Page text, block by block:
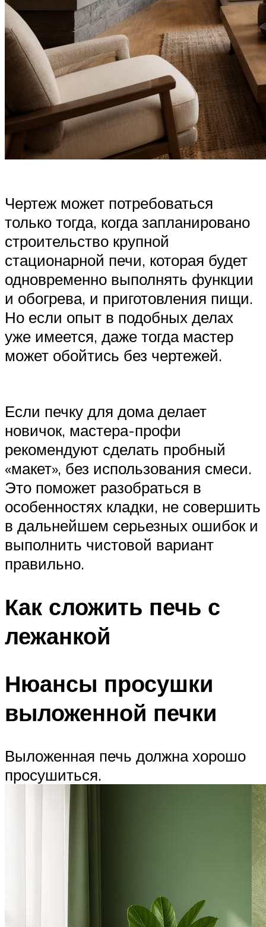
Чертеж может потребоваться
только тогда, когда запланировано
строительство крупной
стационарной печи, которая будет
одновременно выполнять функции
и обогрева, и приготовления пищи.
Но если опыт в подобных делах
уже имеется, даже тогда мастер
может обойтись без чертежей.
Если печку для дома делает
новичок, мастера-профи
рекомендуют сделать пробный
«макет», без использования смеси.
Это поможет разобраться в
особенностях кладки, не совершить
в дальнейшем серьезных ошибок и
выполнить чистовой вариант
правильно.
Как сложить печь с
лежанкой
Нюансы просушки
выложенной печки
Выложенная печь должна хорошо
просушиться.